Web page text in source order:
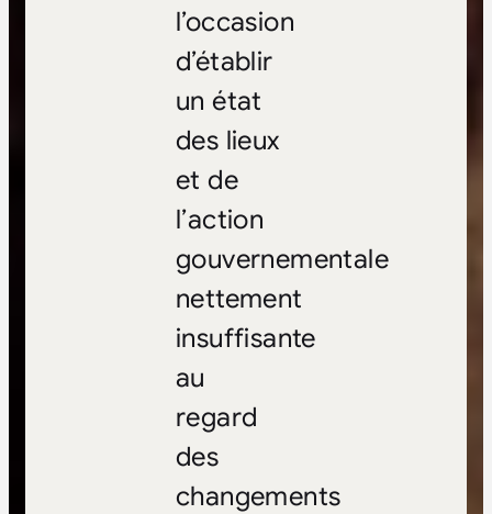
l’occasion
d’établir
un état
des lieux
et de
l’action
gouvernementale
nettement
insuffisante
au
regard
des
changements